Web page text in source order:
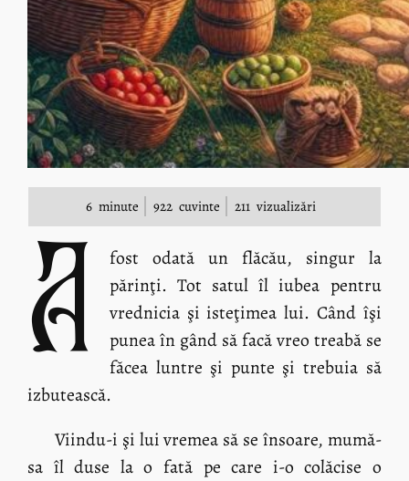
6 minute 922 cuvinte 211 vizualizări
A
fost odată un flăcău, singur la
părinţi. Tot satul îl iubea pentru
vrednicia şi isteţimea lui. Când îşi
punea în gând să facă vreo treabă se
făcea luntre şi punte şi trebuia să
izbutească.
Viindu-i şi lui vremea să se însoare, mumă-
sa îl duse la o fată pe care i-o colăcise o